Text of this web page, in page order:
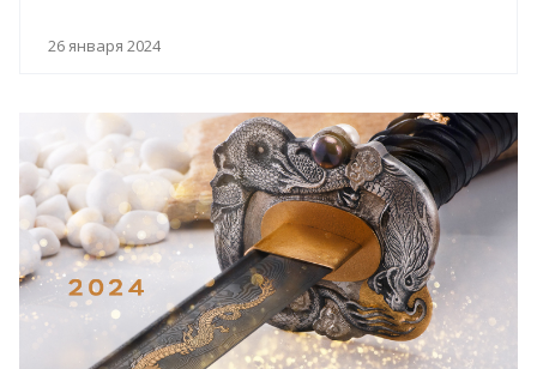
26 января 2024